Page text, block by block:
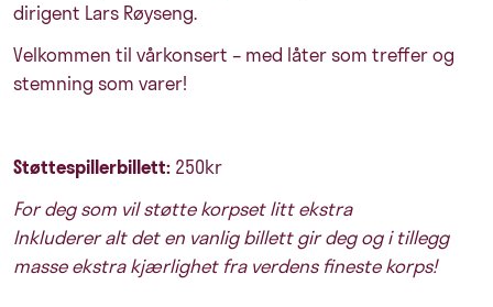
dirigent Lars Røyseng.
Velkommen til vårkonsert – med låter som treffer og
stemning som varer!
Støttespillerbillett: 250kr
For deg som vil støtte korpset litt ekstra
Inkluderer alt det en vanlig billett gir deg og i tillegg
masse ekstra kjærlighet fra verdens fineste korps!